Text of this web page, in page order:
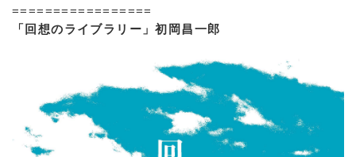
=================
「回想のライブラリー」初岡昌一郎